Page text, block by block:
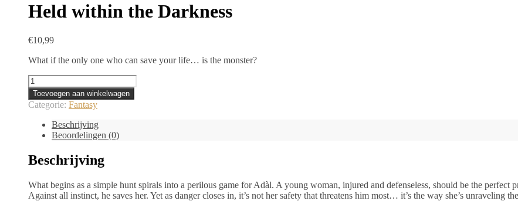
Held within the Darkness
€10,99
What if the only one who can save your life… is the monster?
Held
within
the
Darkness
aantal
Toevoegen aan winkelwagen
Categorie: Fantasy
Beschrijving
Beoordelingen (0)
Beschrijving
What begins as a simple hunt spirals into a perilous game for Adàl. A young woman, injured and defenseless, should be the
Against all instinct, he saves her. Yet as danger closes in, it’s not her safety that threatens him most… it’s the way she’s unraveling